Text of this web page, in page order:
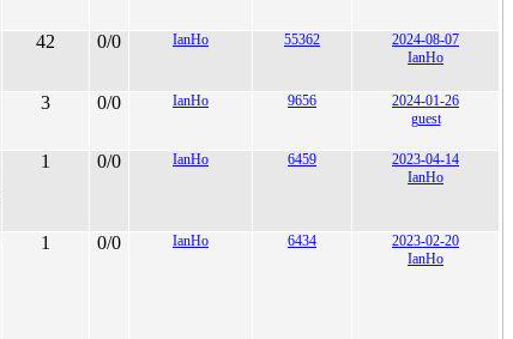
42 0/0 IanHo 55362
2024-08-07
IanHo
3 0/0 IanHo 9656
2024-01-26
guest
1 0/0 IanHo 6459
2023-04-14
IanHo
1 0/0 IanHo 6434
2023-02-20
IanHo